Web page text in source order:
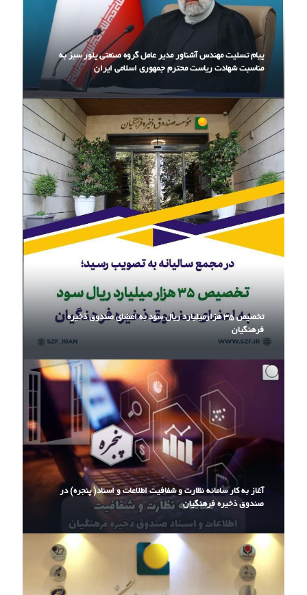
پیام تسلیت مهندس آشناور مدیر عامل گروه صنعتی پلور سبز به
مناسبت شهادت ریاست محترم جمهوری اسلامی ایران
تخصیص ۳۵ هزارمیلیارد ریال سود به اعضای صندوق ذخیره
فرهنگیان
آغاز به کار سامانه نظارت و شفافیت اطلاعات و اسناد( پنجره) در
صندوق ذخیره فرهنگیان